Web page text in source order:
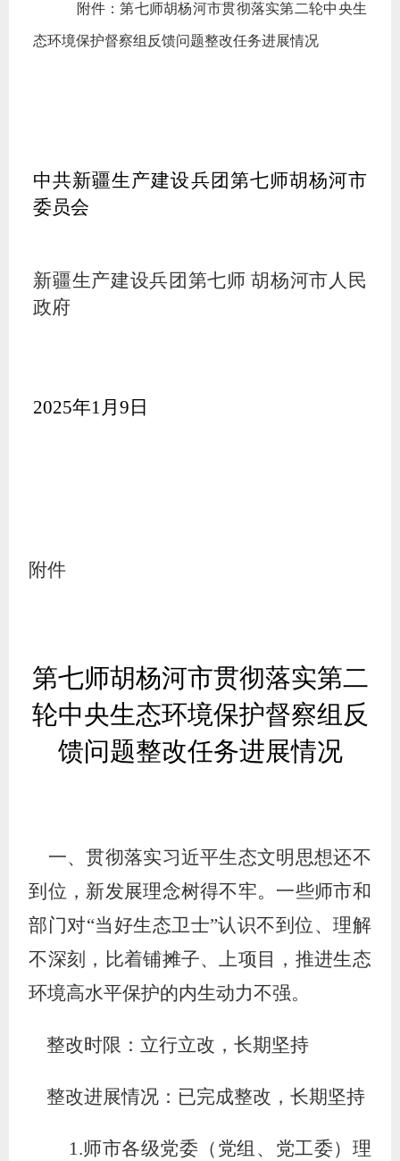
附件：第七师胡杨河市贯彻落实第二轮中央生
态环境保护督察组反馈问题整改任务进展情况
中共新疆生产建设兵团第七师胡杨河市
委员会
新疆生产建设兵团第七师 胡杨河市人民
政府
2025年1月9 日
附件
第七师胡杨河市贯彻落实第二
轮中央生态环境保护督察组反
馈问题整改任务进展情况
一、贯彻落实习近平生态文明思想还不
到位，新发展理念树得不牢。一些师市和
部门对“当好生态卫士”认识不到位、理解
不深刻，比着铺摊子、上项目，推进生态
环境高水平保护的内生动力不强。
整改时限：立行立改，长期坚持
整改进展情况：已完成整改，长期坚持
1.师市各级党委（党组 、 党工委）理